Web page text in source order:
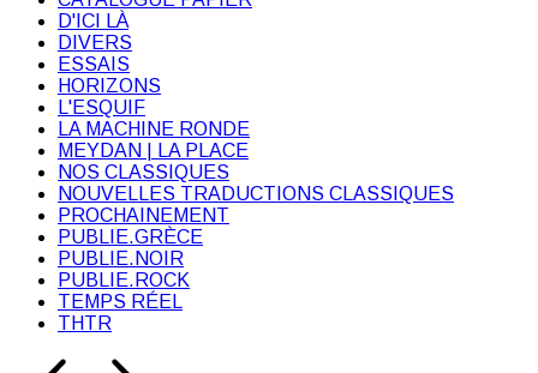
D'ICI LÀ
DIVERS
ESSAIS
HORIZONS
L'ESQUIF
LA MACHINE RONDE
MEYDAN | LA PLACE
NOS CLASSIQUES
NOUVELLES TRADUCTIONS CLASSIQUES
PROCHAINEMENT
PUBLIE.GRÈCE
PUBLIE.NOIR
PUBLIE.ROCK
TEMPS RÉEL
THTR